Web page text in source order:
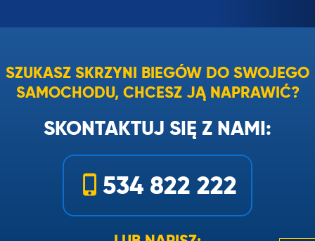
SZUKASZ SKRZYNI BIEGÓW DO SWOJEGO
SAMOCHODU, CHCESZ JĄ NAPRAWIĆ?
SKONTAKTUJ SIĘ Z NAMI:
534 822 222